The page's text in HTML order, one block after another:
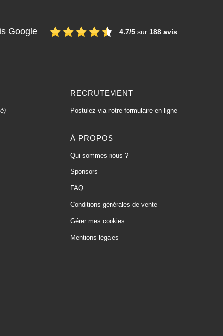
Google 4.7/5 sur 188 avis
RECRUTEMENT
Postulez via notre formulaire en ligne
À PROPOS
Qui sommes nous ?
Sponsors
FAQ
Conditions générales de vente
Gérer mes cookies
Mentions légales